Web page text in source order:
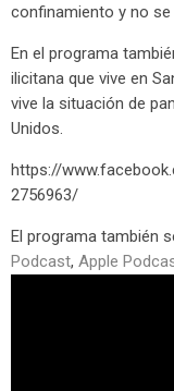
confinamiento y no se
En el programa
ilicitana que vive en
vive la situación de
Unidos.
https://
2756963/
El programa también
Podcast, Apple